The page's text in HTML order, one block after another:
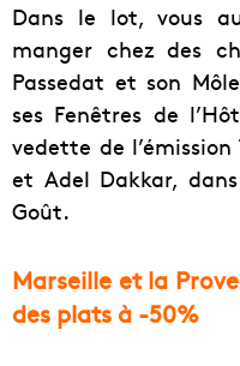
Dans le lot, vous
manger chez des
Passedat et son
ses Fenêtres de
vedette de l’émission
et Adel Dakkar,
Goût.
Marseille et la
des plats à -50%